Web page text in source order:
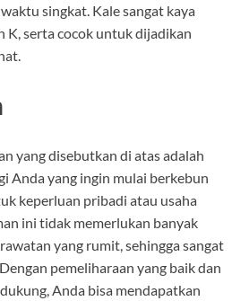
singkat. Kale sangat kaya
K, serta cocok untuk dijadikan
yang disebutkan di atas adalah
Anda yang ingin mulai berkebun
keperluan pribadi atau usaha
ini tidak memerlukan banyak
yang rumit, sehingga sangat
pemeliharaan yang baik dan
Anda bisa mendapatkan